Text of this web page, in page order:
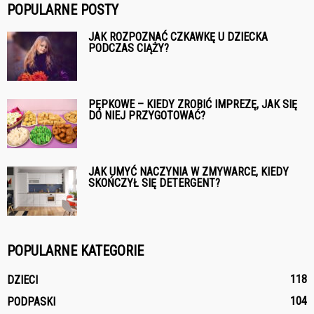
POPULARNE POSTY
JAK ROZPOZNAĆ CZKAWKĘ U DZIECKA
PODCZAS CIĄŻY?
PĘPKOWE – KIEDY ZROBIĆ IMPREZĘ, JAK SIĘ
DO NIEJ PRZYGOTOWAĆ?
JAK UMYĆ NACZYNIA W ZMYWARCE, KIEDY
SKOŃCZYŁ SIĘ DETERGENT?
POPULARNE KATEGORIE
DZIECI
118
PODPASKI
104